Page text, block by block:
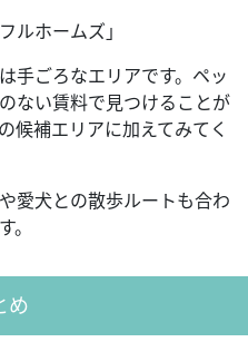
ルホームズ」
手ごろなエリアです。ペッ
ない賃料で見つけることが
候補エリアに加えてみてく
愛犬との散歩ルートも合わ
。
め